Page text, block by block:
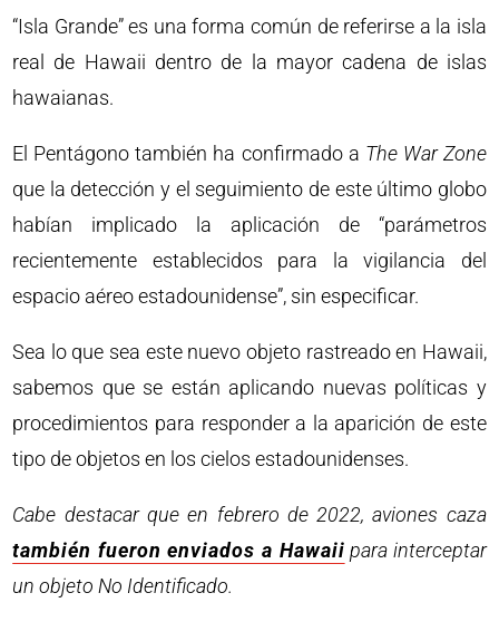
“Isla Grande” es una forma común de referirse a la isla
real de Hawaii dentro de la mayor cadena de islas
hawaianas.
El Pentágono también ha confirmado a The War Zone
que la detección y el seguimiento de este último globo
habían implicado la aplicación de “parámetros
recientemente establecidos para la vigilancia del
espacio aéreo estadounidense”, sin especificar.
Sea lo que sea este nuevo objeto rastreado en Hawaii,
sabemos que se están aplicando nuevas políticas y
procedimientos para responder a la aparición de este
tipo de objetos en los cielos estadounidenses.
Cabe destacar que en febrero de 2022, aviones caza
también fueron enviados a Hawaii para interceptar
un objeto No Identificado.